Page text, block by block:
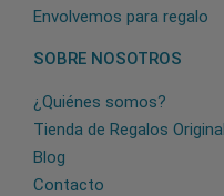
Envolvemos para regalo
SOBRE NOSOTROS
¿Quiénes somos?
Tienda de Regalos
Blog
Contacto